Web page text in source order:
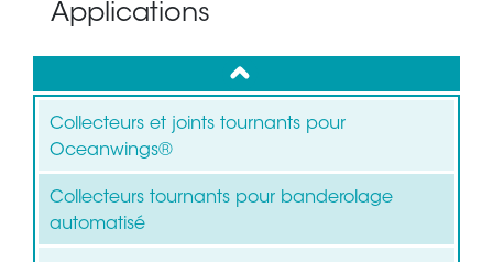
Applications
up
Collecteurs et joints tournants pour
Oceanwings®
Collecteurs tournants pour banderolage
automatisé